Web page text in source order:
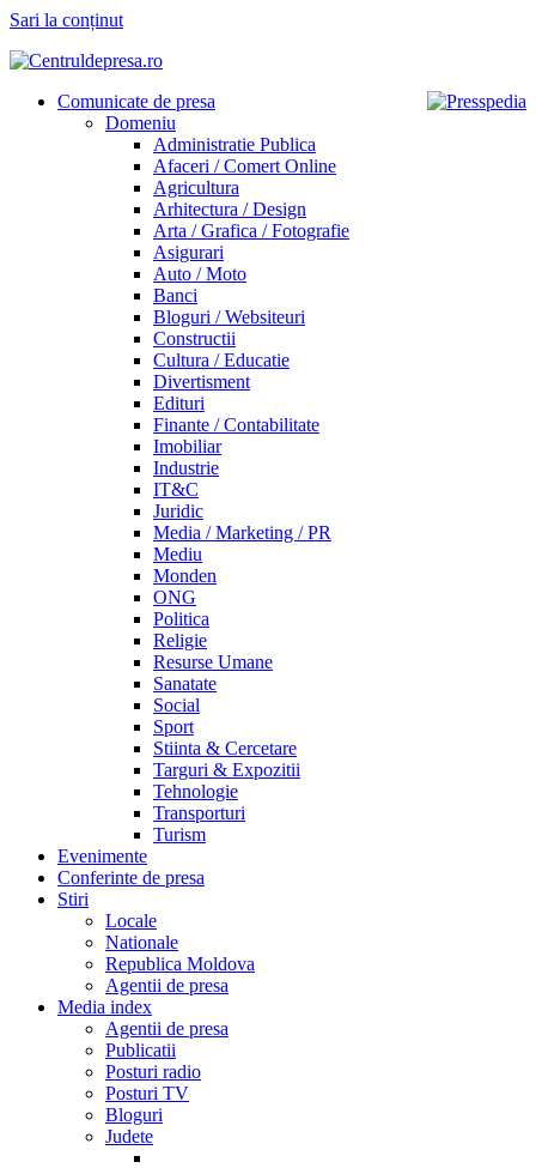
Sari la conținut
Comunicate de presa
Domeniu
Administratie Publica
Afaceri / Comert Online
Agricultura
Arhitectura / Design
Arta / Grafica / Fotografie
Asigurari
Auto / Moto
Banci
Bloguri / Websiteuri
Constructii
Cultura / Educatie
Divertisment
Edituri
Finante / Contabilitate
Imobiliar
Industrie
IT&C
Juridic
Media / Marketing / PR
Mediu
Monden
ONG
Politica
Religie
Resurse Umane
Sanatate
Social
Sport
Stiinta & Cercetare
Targuri & Expozitii
Tehnologie
Transporturi
Turism
Evenimente
Conferinte de presa
Stiri
Locale
Nationale
Republica Moldova
Agentii de presa
Media index
Agentii de presa
Publicatii
Posturi radio
Posturi TV
Bloguri
Judete